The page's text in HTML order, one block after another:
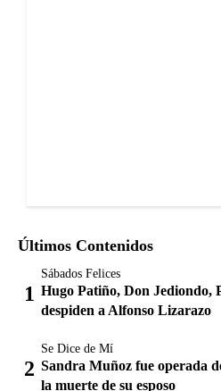
Últimos Contenidos
Sábados Felices
Hugo Patiño, Don Jediondo,
despiden a Alfonso Lizarazo
Se Dice de Mí
Sandra Muñoz fue operada
la muerte de su esposo